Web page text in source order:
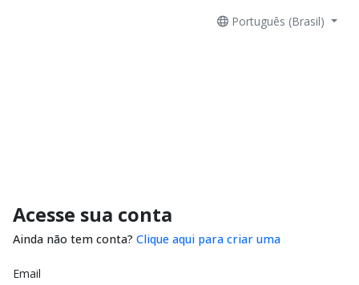
Português (Brasil)
Acesse sua conta
Ainda não tem conta? Clique aqui para criar uma
Email